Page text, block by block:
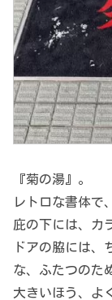
『菊の湯』。
レトロな書体で
庇の下には、カ
ドアの脇には、
な、ふたつのた
大きいほう、よ